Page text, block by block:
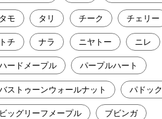
タモ タリ チーク チェリー
トチ ナラ ニヤトー ニレ
ードメープル パープルハート
ストゥーンウォールナット パドック
ビッグリーフメープル ブビンガ